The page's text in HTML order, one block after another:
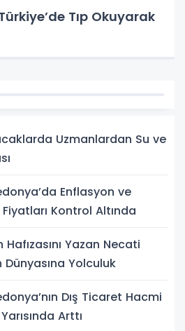
Tıp Okuyarak
Uzmanlardan Su ve
Enflasyon ve
Kontrol Altında
Yazan Necati
Dünyasına Yolculuk
Dış Ticaret Hacmi
Arttı